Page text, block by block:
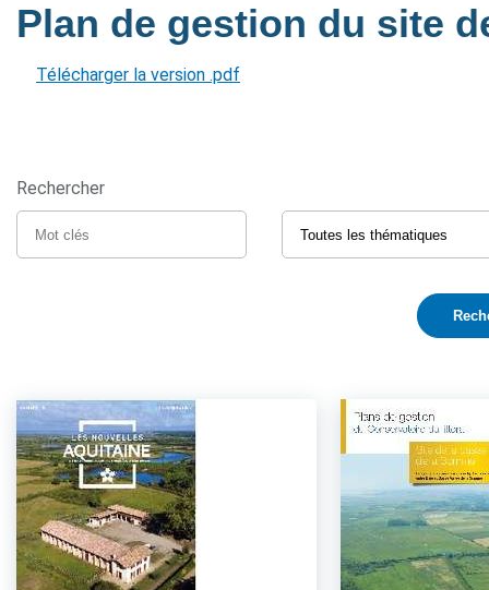
Plan de gestion du site
Télécharger la version .pdf
Rechercher